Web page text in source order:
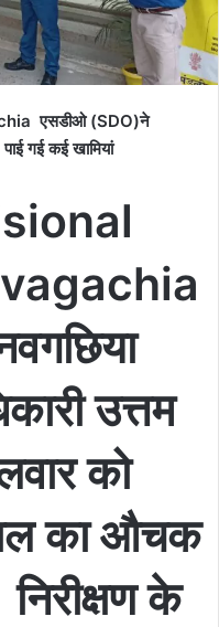
एसडीओ (SDO)ने
गई कई खामियां
उत्तम
को
का औचक
निरीक्षण के